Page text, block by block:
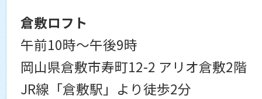
倉敷ロフト
午前10時～午後9時
岡山県倉敷市寿町12-2 アリオ倉敷2階
JR線「倉敷駅」より徒歩2分